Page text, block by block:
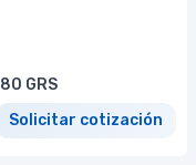
GRS
Solicitar cotización